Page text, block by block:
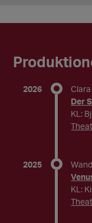
2026
Der
KL:
2025
KL: